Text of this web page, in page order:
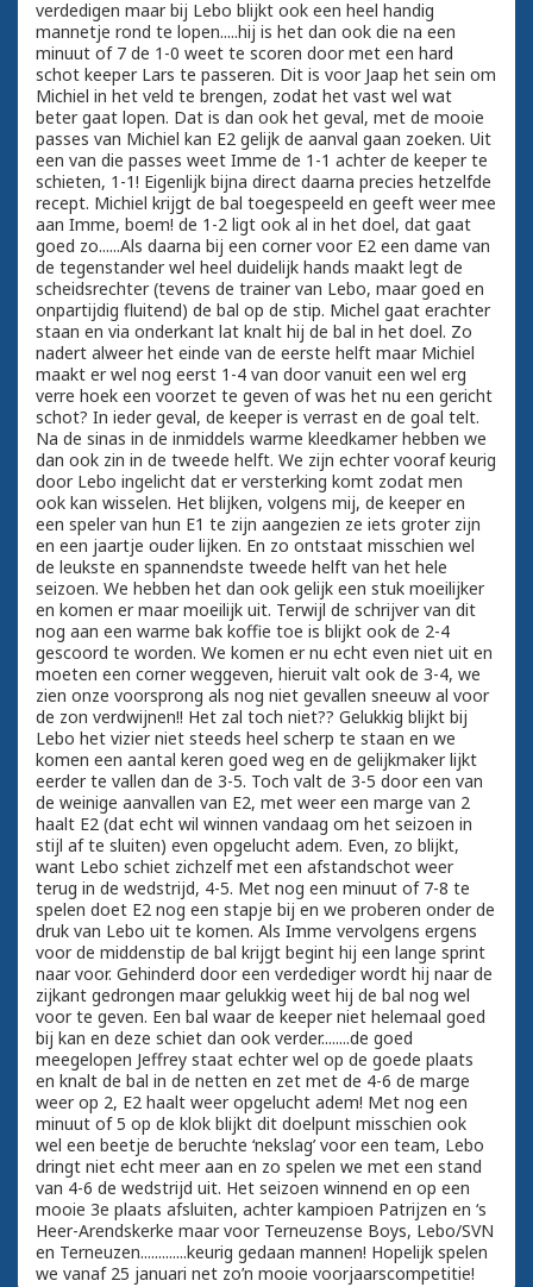
verdedigen maar bij Lebo blijkt ook een heel handig
mannetje rond te lopen.....hij is het dan ook die na een
minuut of 7 de 1-0 weet te scoren door met een hard
schot keeper Lars te passeren. Dit is voor Jaap het sein om
Michiel in het veld te brengen, zodat het vast wel wat
beter gaat lopen. Dat is dan ook het geval, met de mooie
passes van Michiel kan E2 gelijk de aanval gaan zoeken. Uit
een van die passes weet Imme de 1-1 achter de keeper te
schieten, 1-1! Eigenlijk bijna direct daarna precies hetzelfde
recept. Michiel krijgt de bal toegespeeld en geeft weer mee
aan Imme, boem! de 1-2 ligt ook al in het doel, dat gaat
goed zo......Als daarna bij een corner voor E2 een dame van
de tegenstander wel heel duidelijk hands maakt legt de
scheidsrechter (tevens de trainer van Lebo, maar goed en
onpartijdig fluitend) de bal op de stip. Michel gaat erachter
staan en via onderkant lat knalt hij de bal in het doel. Zo
nadert alweer het einde van de eerste helft maar Michiel
maakt er wel nog eerst 1-4 van door vanuit een wel erg
verre hoek een voorzet te geven of was het nu een gericht
schot? In ieder geval, de keeper is verrast en de goal telt.
Na de sinas in de inmiddels warme kleedkamer hebben we
dan ook zin in de tweede helft. We zijn echter vooraf keurig
door Lebo ingelicht dat er versterking komt zodat men
ook kan wisselen. Het blijken, volgens mij, de keeper en
een speler van hun E1 te zijn aangezien ze iets groter zijn
en een jaartje ouder lijken. En zo ontstaat misschien wel
de leukste en spannendste tweede helft van het hele
seizoen. We hebben het dan ook gelijk een stuk moeilijker
en komen er maar moeilijk uit. Terwijl de schrijver van dit
nog aan een warme bak koffie toe is blijkt ook de 2-4
gescoord te worden. We komen er nu echt even niet uit en
moeten een corner weggeven, hieruit valt ook de 3-4, we
zien onze voorsprong als nog niet gevallen sneeuw al voor
de zon verdwijnen!! Het zal toch niet?? Gelukkig blijkt bij
Lebo het vizier niet steeds heel scherp te staan en we
komen een aantal keren goed weg en de gelijkmaker lijkt
eerder te vallen dan de 3-5. Toch valt de 3-5 door een van
de weinige aanvallen van E2, met weer een marge van 2
haalt E2 (dat echt wil winnen vandaag om het seizoen in
stijl af te sluiten) even opgelucht adem. Even, zo blijkt,
want Lebo schiet zichzelf met een afstandschot weer
terug in de wedstrijd, 4-5. Met nog een minuut of 7-8 te
spelen doet E2 nog een stapje bij en we proberen onder de
druk van Lebo uit te komen. Als Imme vervolgens ergens
voor de middenstip de bal krijgt begint hij een lange sprint
naar voor. Gehinderd door een verdediger wordt hij naar de
zijkant gedrongen maar gelukkig weet hij de bal nog wel
voor te geven. Een bal waar de keeper niet helemaal goed
bij kan en deze schiet dan ook verder........de goed
meegelopen Jeffrey staat echter wel op de goede plaats
en knalt de bal in de netten en zet met de 4-6 de marge
weer op 2, E2 haalt weer opgelucht adem! Met nog een
minuut of 5 op de klok blijkt dit doelpunt misschien ook
wel een beetje de beruchte ‘nekslag’ voor een team, Lebo
dringt niet echt meer aan en zo spelen we met een stand
van 4-6 de wedstrijd uit. Het seizoen winnend en op een
mooie 3e plaats afsluiten, achter kampioen Patrijzen en ‘s
Heer-Arendskerke maar voor Terneuzense Boys, Lebo/SVN
en Terneuzen.............keurig gedaan mannen! Hopelijk spelen
we vanaf 25 januari net zo’n mooie voorjaarscompetitie!